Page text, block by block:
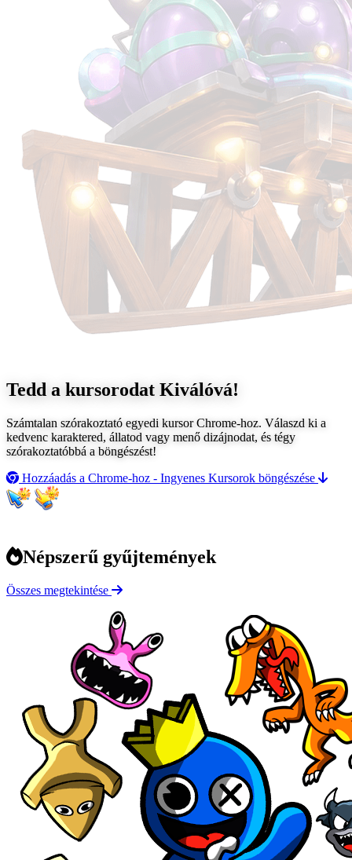
Tedd a kursorodat Kiválóvá!
Számtalan szórakoztató egyedi kursor Chrome-hoz. Válaszd ki a
kedvenc karaktered, állatod vagy menő dizájnodat, és tégy
szórakoztatóbbá a böngészést!
Hozzáadás a Chrome-hoz - Ingyenes Kursorok böngészése
Népszerű gyűjtemények
Összes megtekintése